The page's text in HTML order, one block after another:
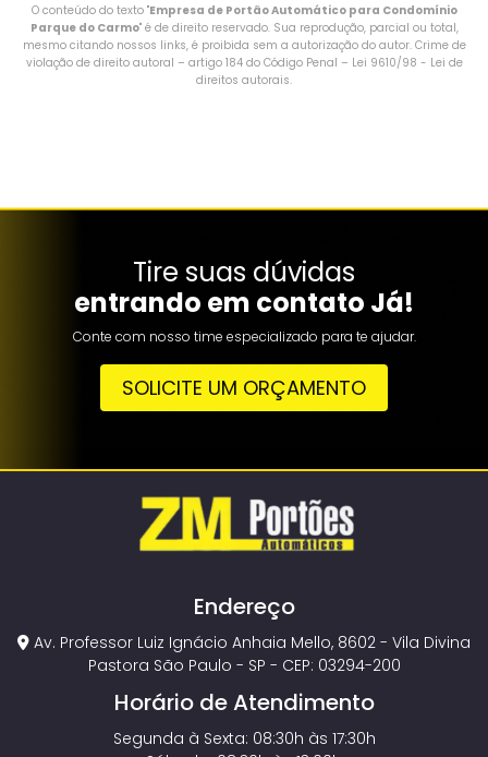
O conteúdo do texto "Empresa de Portão Automático para Condomínio
Parque do Carmo" é de direito reservado. Sua reprodução, parcial ou total,
mesmo citando nossos links, é proibida sem a autorização do autor. Crime de
violação de direito autoral – artigo 184 do Código Penal – Lei 9610/98 - Lei de
direitos autorais.
Tire suas dúvidas
entrando em contato Já!
Conte com nosso time especializado para te ajudar.
SOLICITE UM ORÇAMENTO
Endereço
Av. Professor Luiz Ignácio Anhaia Mello, 8602 - Vila Divina
Pastora São Paulo - SP - CEP: 03294-200
Horário de Atendimento
Segunda à Sexta: 08:30h às 17:30h